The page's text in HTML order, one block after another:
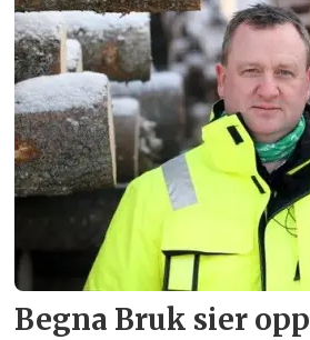
Begna Bruk sier opp